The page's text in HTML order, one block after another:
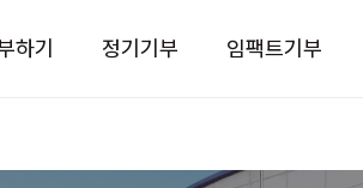
하기 정기기부 임팩트기부